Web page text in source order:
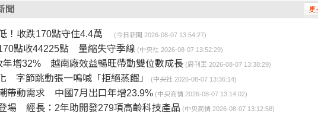
聞
！收跌170點守住4.4萬 (今日新聞 2026-08-07 13:54:27)
點收44225點 量縮失守季線 (中央社 2026-08-07 13:52:29)
年增32% 越南廠效益暢旺帶動雙位數成長 (周刊王 2026-08-07 13:38:29)
字節跳動張一鳴喊「拒絕蒸餾」 (中央社 2026-08-07 13:36:14)
帶動需求 中國7月出口年增23.9% (中央商情 2026-08-07 13:14:02)
場 經長：2年助開發279項高齡科技產品 (中央商情 2026-08-07 13:12:58)